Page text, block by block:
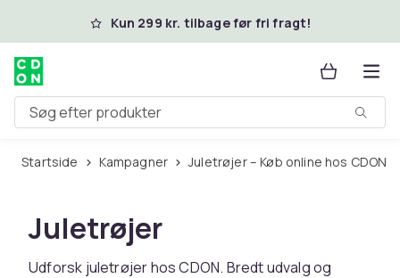
Spring til hovedindhold
Kun 299 kr. tilbage før fri fragt!
Søg efter produkter
Startside Kampagner Juletrøjer – Køb online hos CDON
Juletrøjer
Udforsk juletrøjer hos CDON. Bredt udvalg og